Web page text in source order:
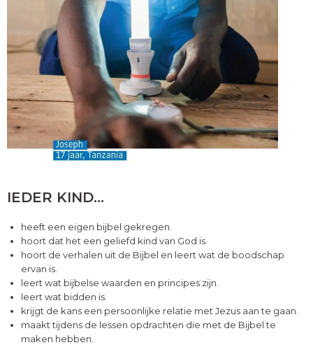
IEDER KIND…
heeft een eigen bijbel gekregen.
hoort dat het een geliefd kind van God is.
hoort de verhalen uit de Bijbel en leert wat de boodschap
ervan is.
leert wat bijbelse waarden en principes zijn.
leert wat bidden is.
krijgt de kans een persoonlijke relatie met Jezus aan te gaan.
maakt tijdens de lessen opdrachten die met de Bijbel te
maken hebben.